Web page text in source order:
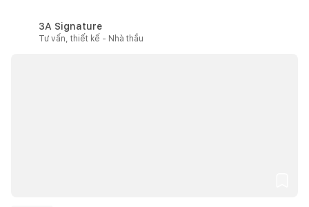
3A Signature
Tư vấn, thiết kế - Nhà thầu